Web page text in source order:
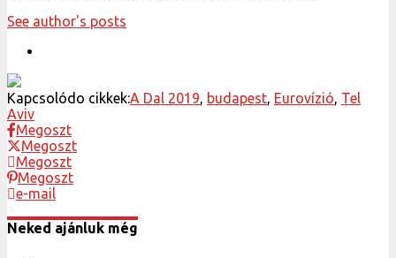
See author's posts
Kapcsolódo cikkek:A Dal 2019 budapest Eurovízió Tel
Aviv
Megoszt
Megoszt
Megoszt
Megoszt
e-mail
Neked ajánluk még